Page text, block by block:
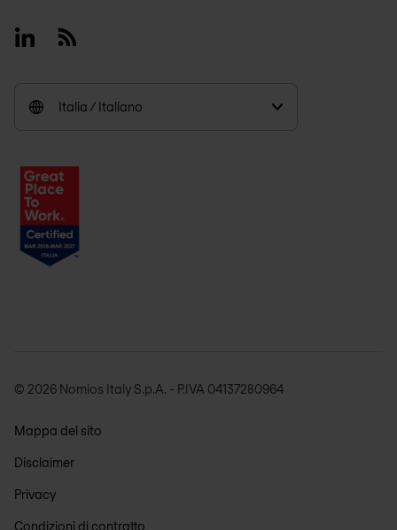
LinkedinRSS
Italia / Italiano
© 2026 Nomios Italy S.p.A. - P.IVA 04137280964
Mappa del sito
Disclaimer
Privacy
Condizioni di contratto